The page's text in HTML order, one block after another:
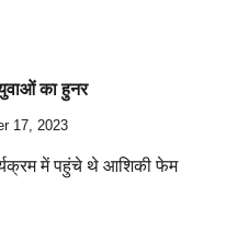
का हुनर
17, 2023
में पहुंचे थे आशिकी फेम